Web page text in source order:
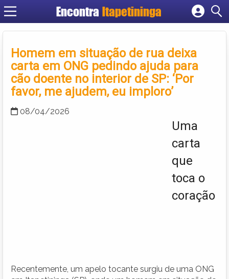
Encontra Itapetininga
Cadastrar empresa
Criar conta
Homem em situação de rua deixa
carta em ONG pedindo ajuda para
cão doente no interior de SP: ‘Por
favor, me ajudem, eu imploro’
08/04/2026
Uma
carta
que
toca o
coração
Recentemente, um apelo tocante surgiu de uma ONG